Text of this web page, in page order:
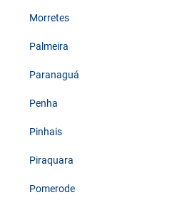
Morretes
Palmeira
Paranaguá
Penha
Pinhais
Piraquara
Pomerode